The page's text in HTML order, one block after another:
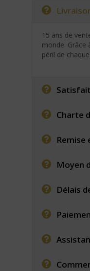
15 ans de
monde. Grâce
péril de
Charte
Remise
Moyen
Délais